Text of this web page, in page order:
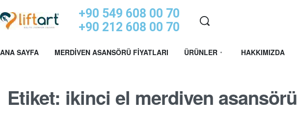
+90 549 608 00 70
+90 212 608 00 70
ANA SAYFA MERDIVEN ASANSÖRÜ FIYATLARI ÜRÜNLER HAKKIMIZDA
Etiket: ikinci el merdiven asansörü